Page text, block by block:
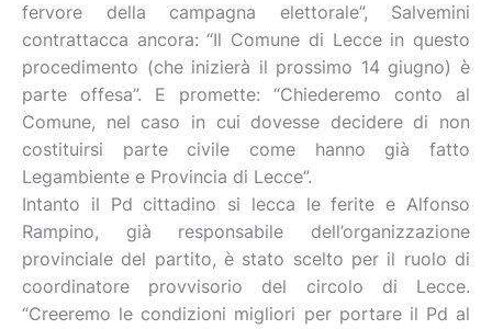
fervore della campagna elettorale”, Salvemini
contrattacca ancora: “Il Comune di Lecce in questo
procedimento (che inizierà il prossimo 14 giugno) è
parte offesa”. E promette: “Chiederemo conto al
Comune, nel caso in cui dovesse decidere di non
costituirsi parte civile come hanno già fatto
Legambiente e Provincia di Lecce”.
Intanto il Pd cittadino si lecca le ferite e Alfonso
Rampino, già responsabile dell’organizzazione
provinciale del partito, è stato scelto per il ruolo di
coordinatore provvisorio del circolo di Lecce.
“Creeremo le condizioni migliori per portare il Pd al